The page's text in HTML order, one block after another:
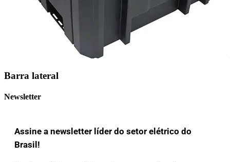
Barra lateral
Newsletter
Assine a newsletter líder do setor elétrico do
Brasil!